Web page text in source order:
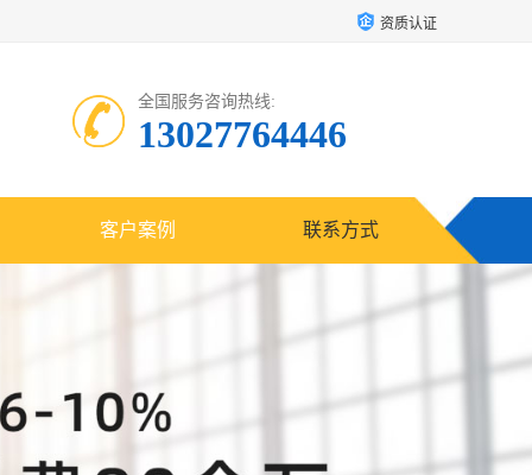
资质认证
全国服务咨询热线:
13027764446
客户案例 联系方式